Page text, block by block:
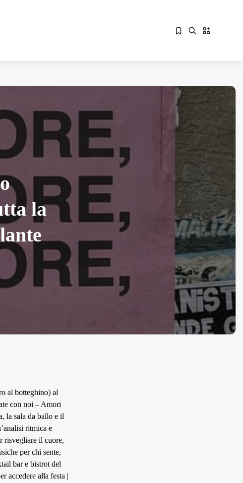
Sorry, you have no bookmarks yet.
Overdrive Fest A Matino: Il...
Maggio 29, 2026
la
al botteghino) al
con noi – Amori
la sala da ballo e il
ritmica e
risvegliare il cuore,
per chi sente,
bar e bistrot del
accedere alla festa |